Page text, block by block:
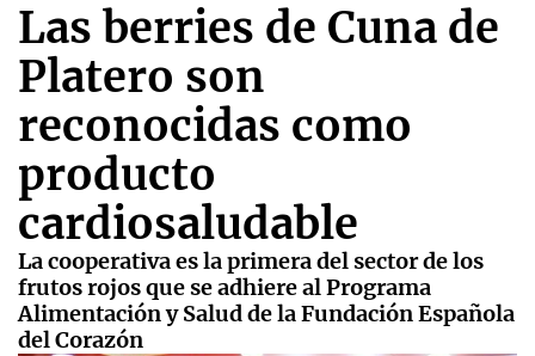
Las berries de Cuna de
Platero son
reconocidas como
producto
cardiosaludable
La cooperativa es la primera del sector de los
frutos rojos que se adhiere al Programa
Alimentación y Salud de la Fundación Española
del Corazón